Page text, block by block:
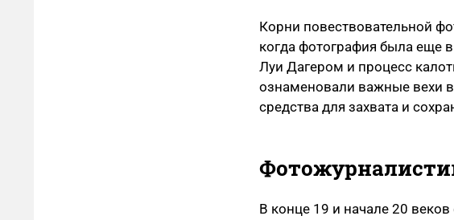
Корни повествовательной
когда фотография была еще
Луи Дагером и процесс
ознаменовали важные вехи
средства для захвата и
В конце 19 и начале 20